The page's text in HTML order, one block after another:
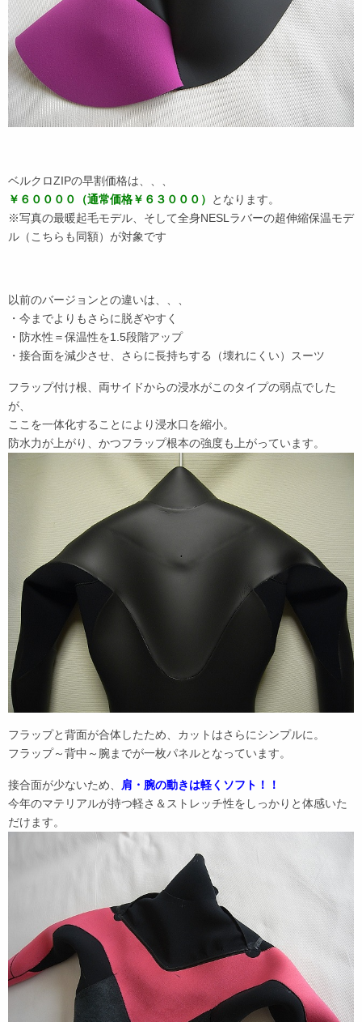
ベルクロZIPの早割価格は、、、
￥６００００（通常価格￥６３０００）
となります。
※写真の最暖起毛モデル、そして全身NESLラバーの超伸縮保温モデ
ル（こちらも同額）が対象です
以前のバージョンとの違いは、、、
・今までよりもさらに脱ぎやすく
・防水性＝保温性を1.5段階アップ
・接合面を減少させ、さらに長持ちする（壊れにくい）スーツ
フラップ付け根、両サイドからの浸水がこのタイプの弱点でした
が、
ここを一体化することにより浸水口を縮小。
防水力が上がり、かつフラップ根本の強度も上がっています。
フラップと背面が合体したため、カットはさらにシンプルに。
フラップ～背中～腕までが一枚パネルとなっています。
接合面が少ないため、 肩・腕の動きは軽くソフト！！
今年のマテリアルが持つ軽さ＆ストレッチ性をしっかりと体感いた
だけます。